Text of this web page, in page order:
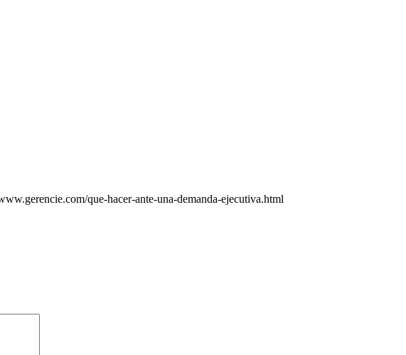
que-hacer-ante-una-demanda-ejecutiva.html